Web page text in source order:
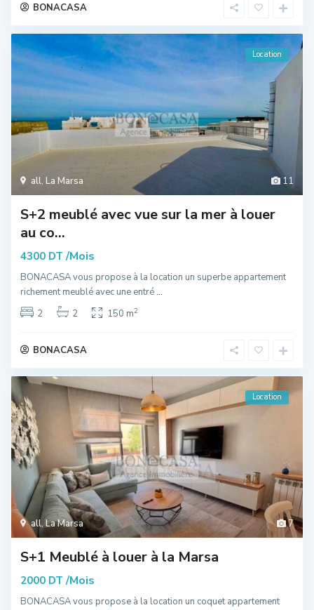
BONACASA
11
all, La Marsa
Location
S+2 meublé avec vue sur la mer à louer
au co...
4300 DT /Mois
BONACASA vous propose à la location un superbe appartement
richement meublé avec une entré...
2
2 150 m2
BONACASA
7
all,La Marsa
Location
S+1 Meublé à louer à la Marsa
2000 DT /Mois
BONACASA vous propose à la location un coquet appartement